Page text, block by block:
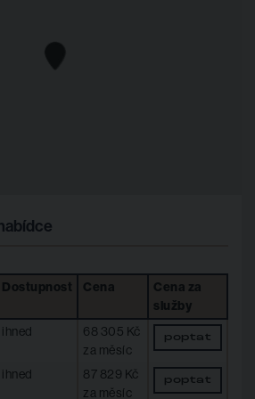
Dostupnost Cena
Cena za
služby
ihned
68 305 Kč
za měsíc
poptat
ihned
87 829 Kč
za měsíc
poptat